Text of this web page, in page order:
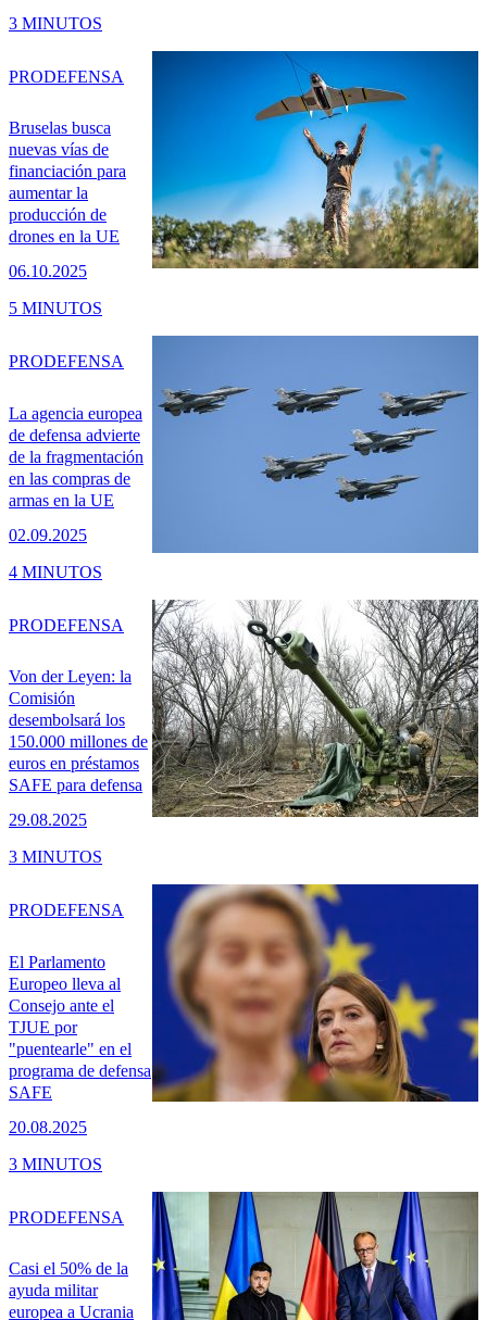
3 MINUTOS
Bruselas busca
nuevas vías de
financiación para
aumentar la
producción de
drones en la UE
06.10.2025
PRODEFENSA
5 MINUTOS
La agencia europea
de defensa advierte
de la fragmentación
en las compras de
armas en la UE
02.09.2025
PRODEFENSA
4 MINUTOS
Von der Leyen: la
Comisión
desembolsará los
150.000 millones de
euros en préstamos
SAFE para defensa
29.08.2025
PRODEFENSA
3 MINUTOS
El Parlamento
Europeo lleva al
Consejo ante el
TJUE por
"puentearle" en el
programa de defensa
SAFE
20.08.2025
PRODEFENSA
3 MINUTOS
Casi el 50% de la
ayuda militar
europea a Ucrania
PRODEFENSA